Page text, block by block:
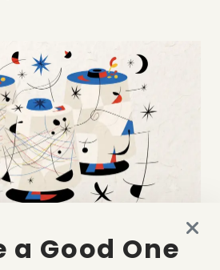
: accessible, semi-automatisé et
a Good One